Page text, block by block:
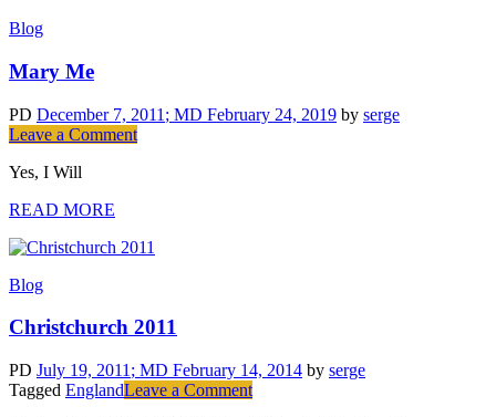
Blog
Mary Me
PD December 7, 2011 ; MD February 24, 2019 by serge
Leave a Comment
Yes, I Will
READ MORE
Blog
Christchurch 2011
PD July 19, 2011 ; MD February 14, 2014 by serge
Tagged EnglandLeave a Comment